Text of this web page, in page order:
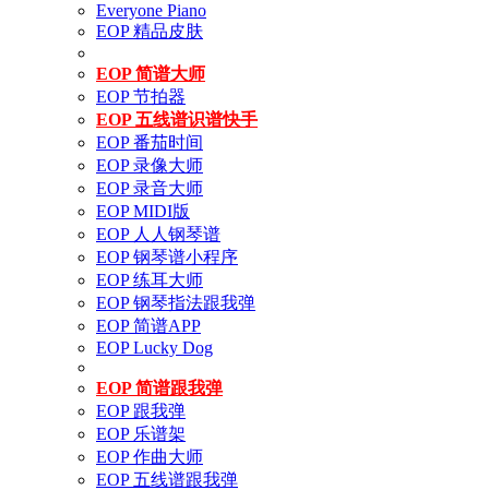
Everyone Piano
EOP 精品皮肤
EOP 简谱大师
EOP 节拍器
EOP 五线谱识谱快手
EOP 番茄时间
EOP 录像大师
EOP 录音大师
EOP MIDI版
EOP 人人钢琴谱
EOP 钢琴谱小程序
EOP 练耳大师
EOP 钢琴指法跟我弹
EOP 简谱APP
EOP Lucky Dog
EOP 简谱跟我弹
EOP 跟我弹
EOP 乐谱架
EOP 作曲大师
EOP 五线谱跟我弹